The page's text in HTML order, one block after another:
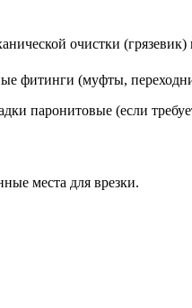
очистки (грязевик)
фитинги (муфты,
паронитовые (если
места для врезки.